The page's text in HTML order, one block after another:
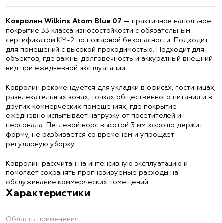
Ковролин Wilkins Atom Blue 07 — практичное напольное
покрытие 33 класса износостойкости с обязательным
сертификатом КМ-2 по пожарной безопасности. Подходит
для помещений с высокой проходимостью. Подходит для
объектов, где важны долговечность и аккуратный внешний
вид при ежедневной эксплуатации.
Ковролин рекомендуется для укладки в офисах, гостиницах,
развлекательных зонах, точках общественного питания и в
других коммерческих помещениях, где покрытие
ежедневно испытывает нагрузку от посетителей и
персонала. Петлевой ворс высотой 3 мм хорошо держит
форму, не разбивается со временем и упрощает
регулярную уборку.
Ковролин рассчитан на интенсивную эксплуатацию и
помогает сохранять прогнозируемые расходы на
обслуживание коммерческих помещений.
Характеристики
Область применения